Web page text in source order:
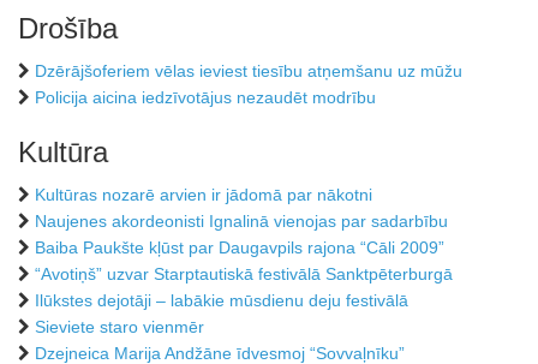
Drošība
Dzērājšoferiem vēlas ieviest tiesību atņemšanu uz mūžu
Policija aicina iedzīvotājus nezaudēt modrību
Kultūra
Kultūras nozarē arvien ir jādomā par nākotni
Naujenes akordeonisti Ignalinā vienojas par sadarbību
Baiba Paukšte kļūst par Daugavpils rajona “Cāli 2009”
“Avotiņš” uzvar Starptautiskā festivālā Sanktpēterburgā
Ilūkstes dejotāji – labākie mūsdienu deju festivālā
Sieviete staro vienmēr
Dzejneica Marija Andžāne īdvesmoj “Sovvaļnīku”